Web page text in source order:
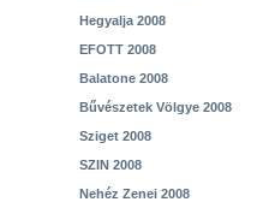
Hegyalja 2008
EFOTT 2008
Balatone 2008
Bűvészetek Völgye 2008
Sziget 2008
SZIN 2008
Nehéz Zenei 2008